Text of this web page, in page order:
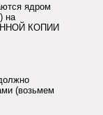
ядром
на
КОПИИ
(возьмем